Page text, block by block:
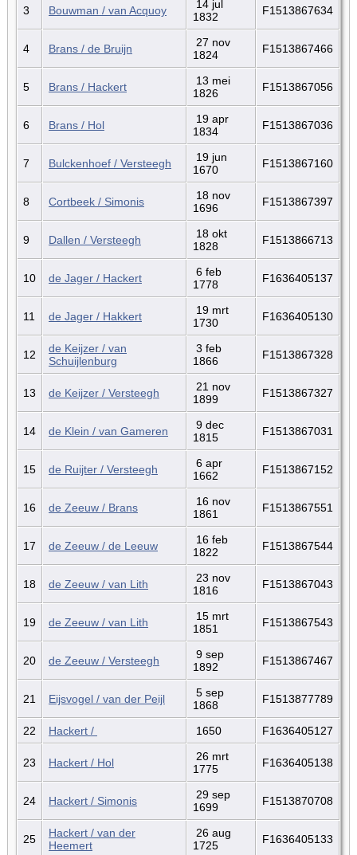
3 Bouwman / van Acquoy
14 jul
1832
F1513867634
4 Brans / de Bruijn
27 nov
1824
F1513867466
5 Brans / Hackert
13 mei
1826
F1513867056
6 Brans / Hol
19 apr
1834
F1513867036
7 Bulckenhoef / Versteegh
19 jun
1670
F1513867160
8 Cortbeek / Simonis
18 nov
1696
F1513867397
9 Dallen / Versteegh
18 okt
1828
F1513866713
10 de Jager / Hackert
6 feb
1778
F1636405137
11 de Jager / Hakkert
19 mrt
1730
F1636405130
12
de Keijzer / van
Schuijlenburg
3 feb
1866
F1513867328
13 de Keijzer / Versteegh
21 nov
1899
F1513867327
14 de Klein / van Gameren
9 dec
1815
F1513867031
15 de Ruijter / Versteegh
6 apr
1662
F1513867152
16 de Zeeuw / Brans
16 nov
1861
F1513867551
17 de Zeeuw / de Leeuw
16 feb
1822
F1513867544
18 de Zeeuw / van Lith
23 nov
1816
F1513867043
19 de Zeeuw / van Lith
15 mrt
1851
F1513867543
20 de Zeeuw / Versteegh
9 sep
1892
F1513867467
21 Eijsvogel / van der Peijl
5 sep
1868
F1513877789
22 Hackert / 1650 F1636405127
23 Hackert / Hol
26 mrt
1775
F1636405138
24 Hackert / Simonis
29 sep
1699
F1513870708
25
Hackert / van der
Heemert
26 aug
1725
F1636405133